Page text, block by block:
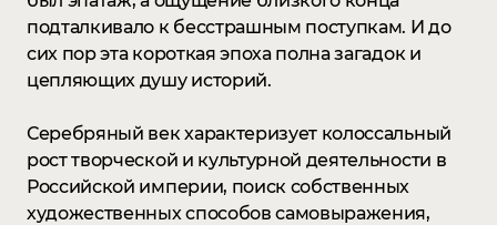
подталкивало к бесстрашным поступкам. И до
сих пор эта короткая эпоха полна загадок и
цепляющих душу историй.
Серебряный век характеризует колоссальный
рост творческой и культурной деятельности в
Российской империи, поиск собственных
художественных способов самовыражения,